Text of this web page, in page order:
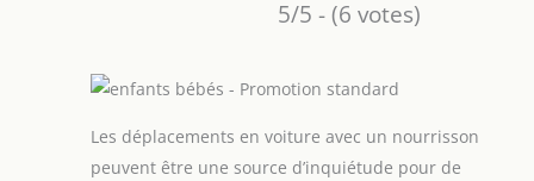
5/5 - (6 votes)
Les déplacements en voiture avec un nourrisson
peuvent être une source d’inquiétude pour de